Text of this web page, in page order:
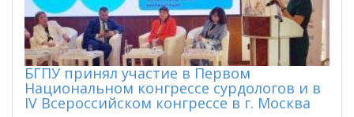
БГПУ принял участие в Первом
Национальном конгрессе сурдологов и в
IV Всероссийском конгрессе в г. Москва